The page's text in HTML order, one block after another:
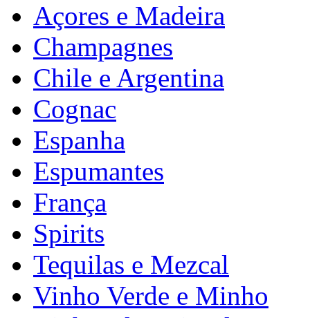
Açores e Madeira
Champagnes
Chile e Argentina
Cognac
Espanha
Espumantes
França
Spirits
Tequilas e Mezcal
Vinho Verde e Minho